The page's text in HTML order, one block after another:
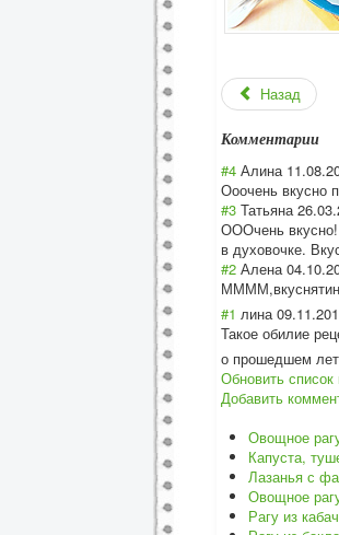
Назад
Комментарии
#4 Алина
Ооочень вкусно
#3 Татьяна
ОООчень вкусно!
в духовочке.
#2 Алена
#1 лина
Такое обилие
о прошедшем
Обновить
Добавить
Овощное
Капуста,
Лазанья с
Овощное
Рагу из